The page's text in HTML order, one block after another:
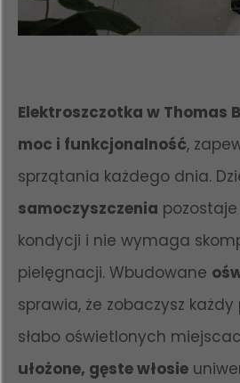
Elektroszczotka w Thomas
moc i funkcjonalność,
sprzątania każdego dnia.
samoczyszczenia
kondycji i nie wymaga
pielęgnacji. Wbudowane
sprawia, że zobaczysz każdy
słabo oświetlonych
ułożone, gęste włosie